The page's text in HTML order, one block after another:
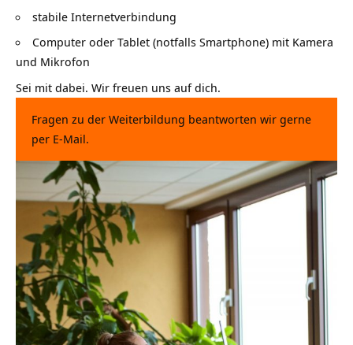
stabile Internetverbindung
Computer oder Tablet (notfalls Smartphone) mit Kamera
und Mikrofon
Sei mit dabei. Wir freuen uns auf dich.
Fragen zu der Weiterbildung beantworten wir gerne
per E-Mail.